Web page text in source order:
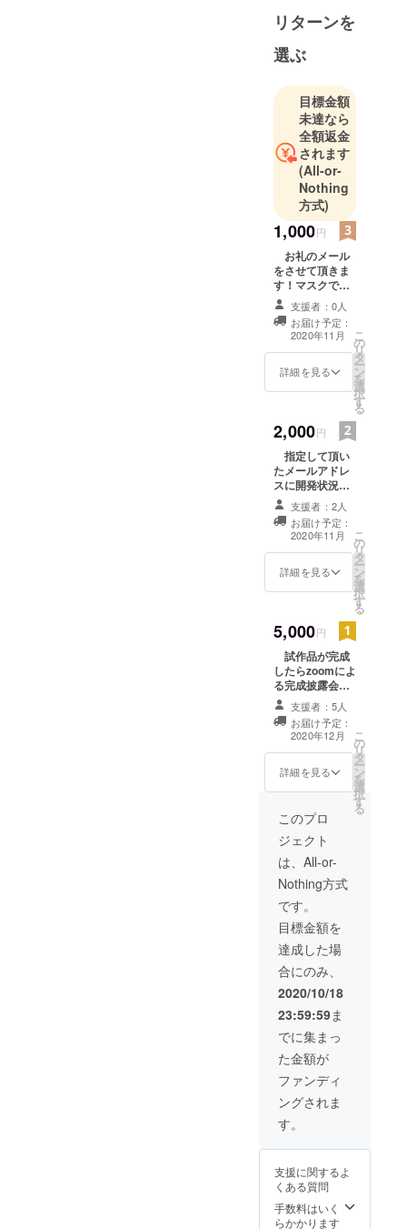
設図書館 栗
茶庵を開館
・2020年6
月 マスク
用小型拡声
器を発案
・2020年8
月 マスク
用小型拡声
器を実用新
案出願
リターンを
選ぶ
目標金額
未達なら
全額返金
されます
(All-or-
Nothing
方式)
1,000円
お礼のメール
をさせて頂きま
す！マスクでコ
ミュニケーショ
ンがとりづらい
のでこの製品の
開発を待って
る、というかた
のご支援をお願
支援者：0人
お届け予定：
2020年11月
詳細を見る
こ
の
リ
タ
ー
ン
を
選
択
す
る
2,000円
指定して頂い
たメールアドレ
スに開発状況を
定期的に報告さ
せていただきま
す。製品として
リリースされる
時には早めに情
報を知ることが
出来ます。 お礼
スクでコミュニ
ケーションがと
りづらいのでこ
の製品の開発を
待ってる、とい
うかたのご支援
をお願い致しま
す！
支援者：2人
お届け予定：
2020年11月
詳細を見る
こ
の
リ
タ
ー
ン
を
選
択
す
る
5,000円
試作品が完成
したらzoomによ
る完成披露会の
ご参加をお願い
致します！指定
して頂いたメー
ルアドレスに開
発状況を定期的
に報告させてい
スされる時には
早めに情報を知
ることが出来ま
す。 お礼のメー
ルをさせて頂き
ます！マスクで
コミュニケー
ションがとりづ
らいのでこの製
品の開発を待っ
てる、というか
たのご支援をお
願い致します！
支援者：5人
お届け予定：
2020年12月
詳細を見る
こ
の
リ
タ
ー
ン
を
選
択
す
る
このプロ
ジェクト
は、All-or-
Nothing方式
です。
目標金額を
達成した場
合にのみ、
2020/10/18
23:59:59ま
でに集まっ
た金額が
ファンディ
ングされま
す。
支援に関するよ
くある質問
手数料はいく
らかかります